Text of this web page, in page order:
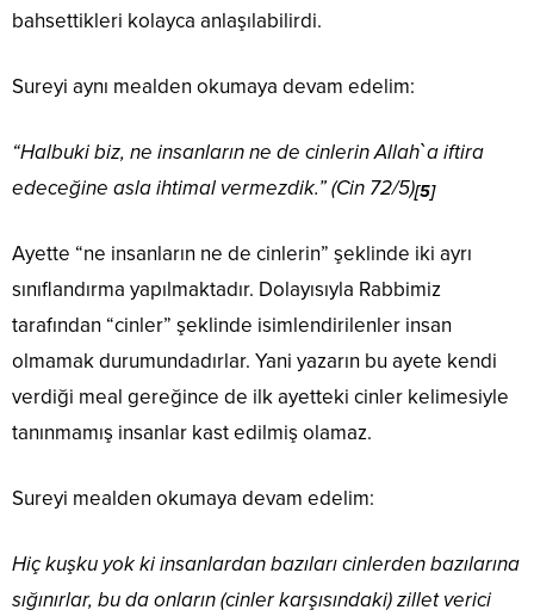
bahsettikleri kolayca anlaşılabilirdi.
Sureyi aynı mealden okumaya devam edelim:
“Halbuki biz, ne insanların ne de cinlerin Allah`a iftira
edeceğine asla ihtimal vermezdik.” (Cin 72/5)[5]
Ayette “ne insanların ne de cinlerin” şeklinde iki ayrı
sınıflandırma yapılmaktadır. Dolayısıyla Rabbimiz
tarafından “cinler” şeklinde isimlendirilenler insan
olmamak durumundadırlar. Yani yazarın bu ayete kendi
verdiği meal gereğince de ilk ayetteki cinler kelimesiyle
tanınmamış insanlar kast edilmiş olamaz.
Sureyi mealden okumaya devam edelim:
Hiç kuşku yok ki insanlardan bazıları cinlerden bazılarına
sığınırlar, bu da onların (cinler karşısındaki) zillet verici